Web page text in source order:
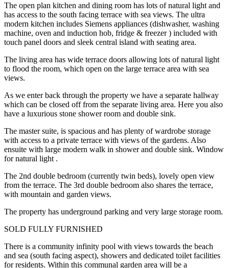
The open plan kitchen and dining room has lots of natural light and
has access to the south facing terrace with sea views. The ultra
modern kitchen includes Siemens appliances (dishwasher, washing
machine, oven and induction hob, fridge & freezer ) included with
touch panel doors and sleek central island with seating area.
The living area has wide terrace doors allowing lots of natural light
to flood the room, which open on the large terrace area with sea
views.
As we enter back through the property we have a separate hallway
which can be closed off from the separate living area. Here you also
have a luxurious stone shower room and double sink.
The master suite, is spacious and has plenty of wardrobe storage
with access to a private terrace with views of the gardens. Also
ensuite with large modern walk in shower and double sink. Window
for natural light .
The 2nd double bedroom (currently twin beds), lovely open view
from the terrace. The 3rd double bedroom also shares the terrace,
with mountain and garden views.
The property has underground parking and very large storage room.
SOLD FULLY FURNISHED
There is a community infinity pool with views towards the beach
and sea (south facing aspect), showers and dedicated toilet facilities
for residents. Within this communal garden area will be ‌a